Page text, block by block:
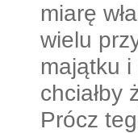
miarę
wielu
majątku i
chciałby
Prócz